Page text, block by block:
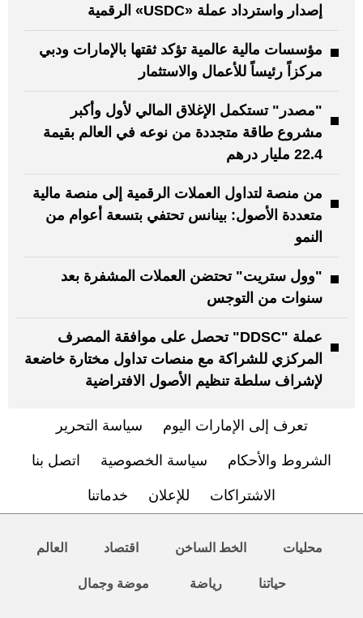
إصدار واسترداد عملة «USDC» الرقمية
مؤسسات مالية عالمية تؤكد ثقتها بالإمارات ودبي
مركزاً رئيساً للأعمال والاستثمار
"مصدر" تستكمل الإغلاق المالي لأول وأكبر
مشروع طاقة متجددة من نوعه في العالم بقيمة
22.4 مليار درهم
من منصة لتداول العملات الرقمية إلى منصة مالية
متعددة الأصول: بينانس تحتفي بتسعة أعوام من
النمو
"وول ستريت" تحتضن العملات المشفرة بعد
سنوات من التوجس
عملة "DDSC" تحصل على موافقة المصرف
المركزي للشراكة مع منصات تداول مختارة خاضعة
لإشراف سلطة تنظيم الأصول الافتراضية
تعرف إلى الإمارات اليوم سياسة التحرير
الشروط والأحكام سياسة الخصوصية اتصل بنا
الاشتراكات للإعلان خدماتنا
محليات الخط الساخن اقتصاد العالم
حياتنا رياضة موضة وجمال